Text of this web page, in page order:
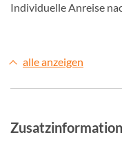
Individuelle Anreise
alle anzeigen